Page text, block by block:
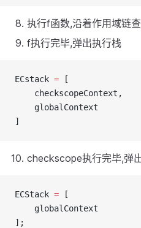
执行f函数,沿着作用域链
f执行完毕,弹出执行栈
ECstack = [
    checkscopeContext,
    globalContext
]
checkscope执行完毕,弹
ECStack = [
    globalContext
];